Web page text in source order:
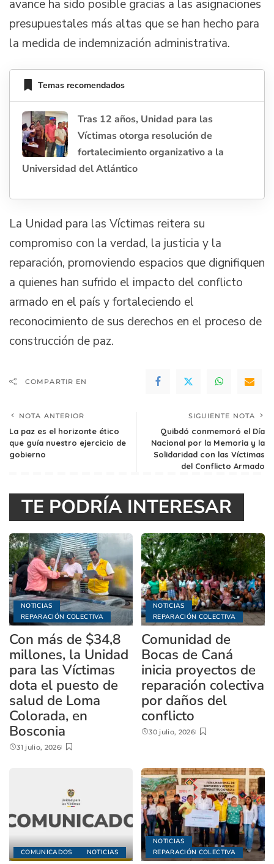
avance ha sido posible gracias a las asignaciones
presupuestales más altas que se han hecho para
la medida de indemnización administrativa.
Temas recomendados
Tras 12 años, Unidad para las
Víctimas otorga resolución de
fortalecimiento organizativo a la
Universidad del Atlántico
La Unidad para las Víctimas reitera su
compromiso con la verdad, la justicia y la
reparación, promoviendo espacios que dignifiquen
a quienes han sufrido el impacto del conflicto
armado en el país y fortaleciendo el
reconocimiento de sus derechos en el proceso de
construcción de paz.
COMPARTIR EN
NOTA ANTERIOR
La paz es el horizonte ético
que guía nuestro ejercicio de
gobierno
SIGUIENTE NOTA
Quibdó conmemoró el Día
Nacional por la Memoria y la
Solidaridad con las Víctimas
del Conflicto Armado
TE PODRÍA INTERESAR
NOTICIAS
REPARACIÓN COLECTIVA
Con más de $34,8
millones, la Unidad
para las Víctimas
dota el puesto de
salud de Loma
Colorada, en
Bosconia
31 julio, 2026
NOTICIAS
REPARACIÓN COLECTIVA
Comunidad de
Bocas de Caná
inicia proyectos de
reparación colectiva
por daños del
conflicto
30 julio, 2026
COMUNICADOS NOTICIAS
NOTICIAS
REPARACIÓN COLECTIVA